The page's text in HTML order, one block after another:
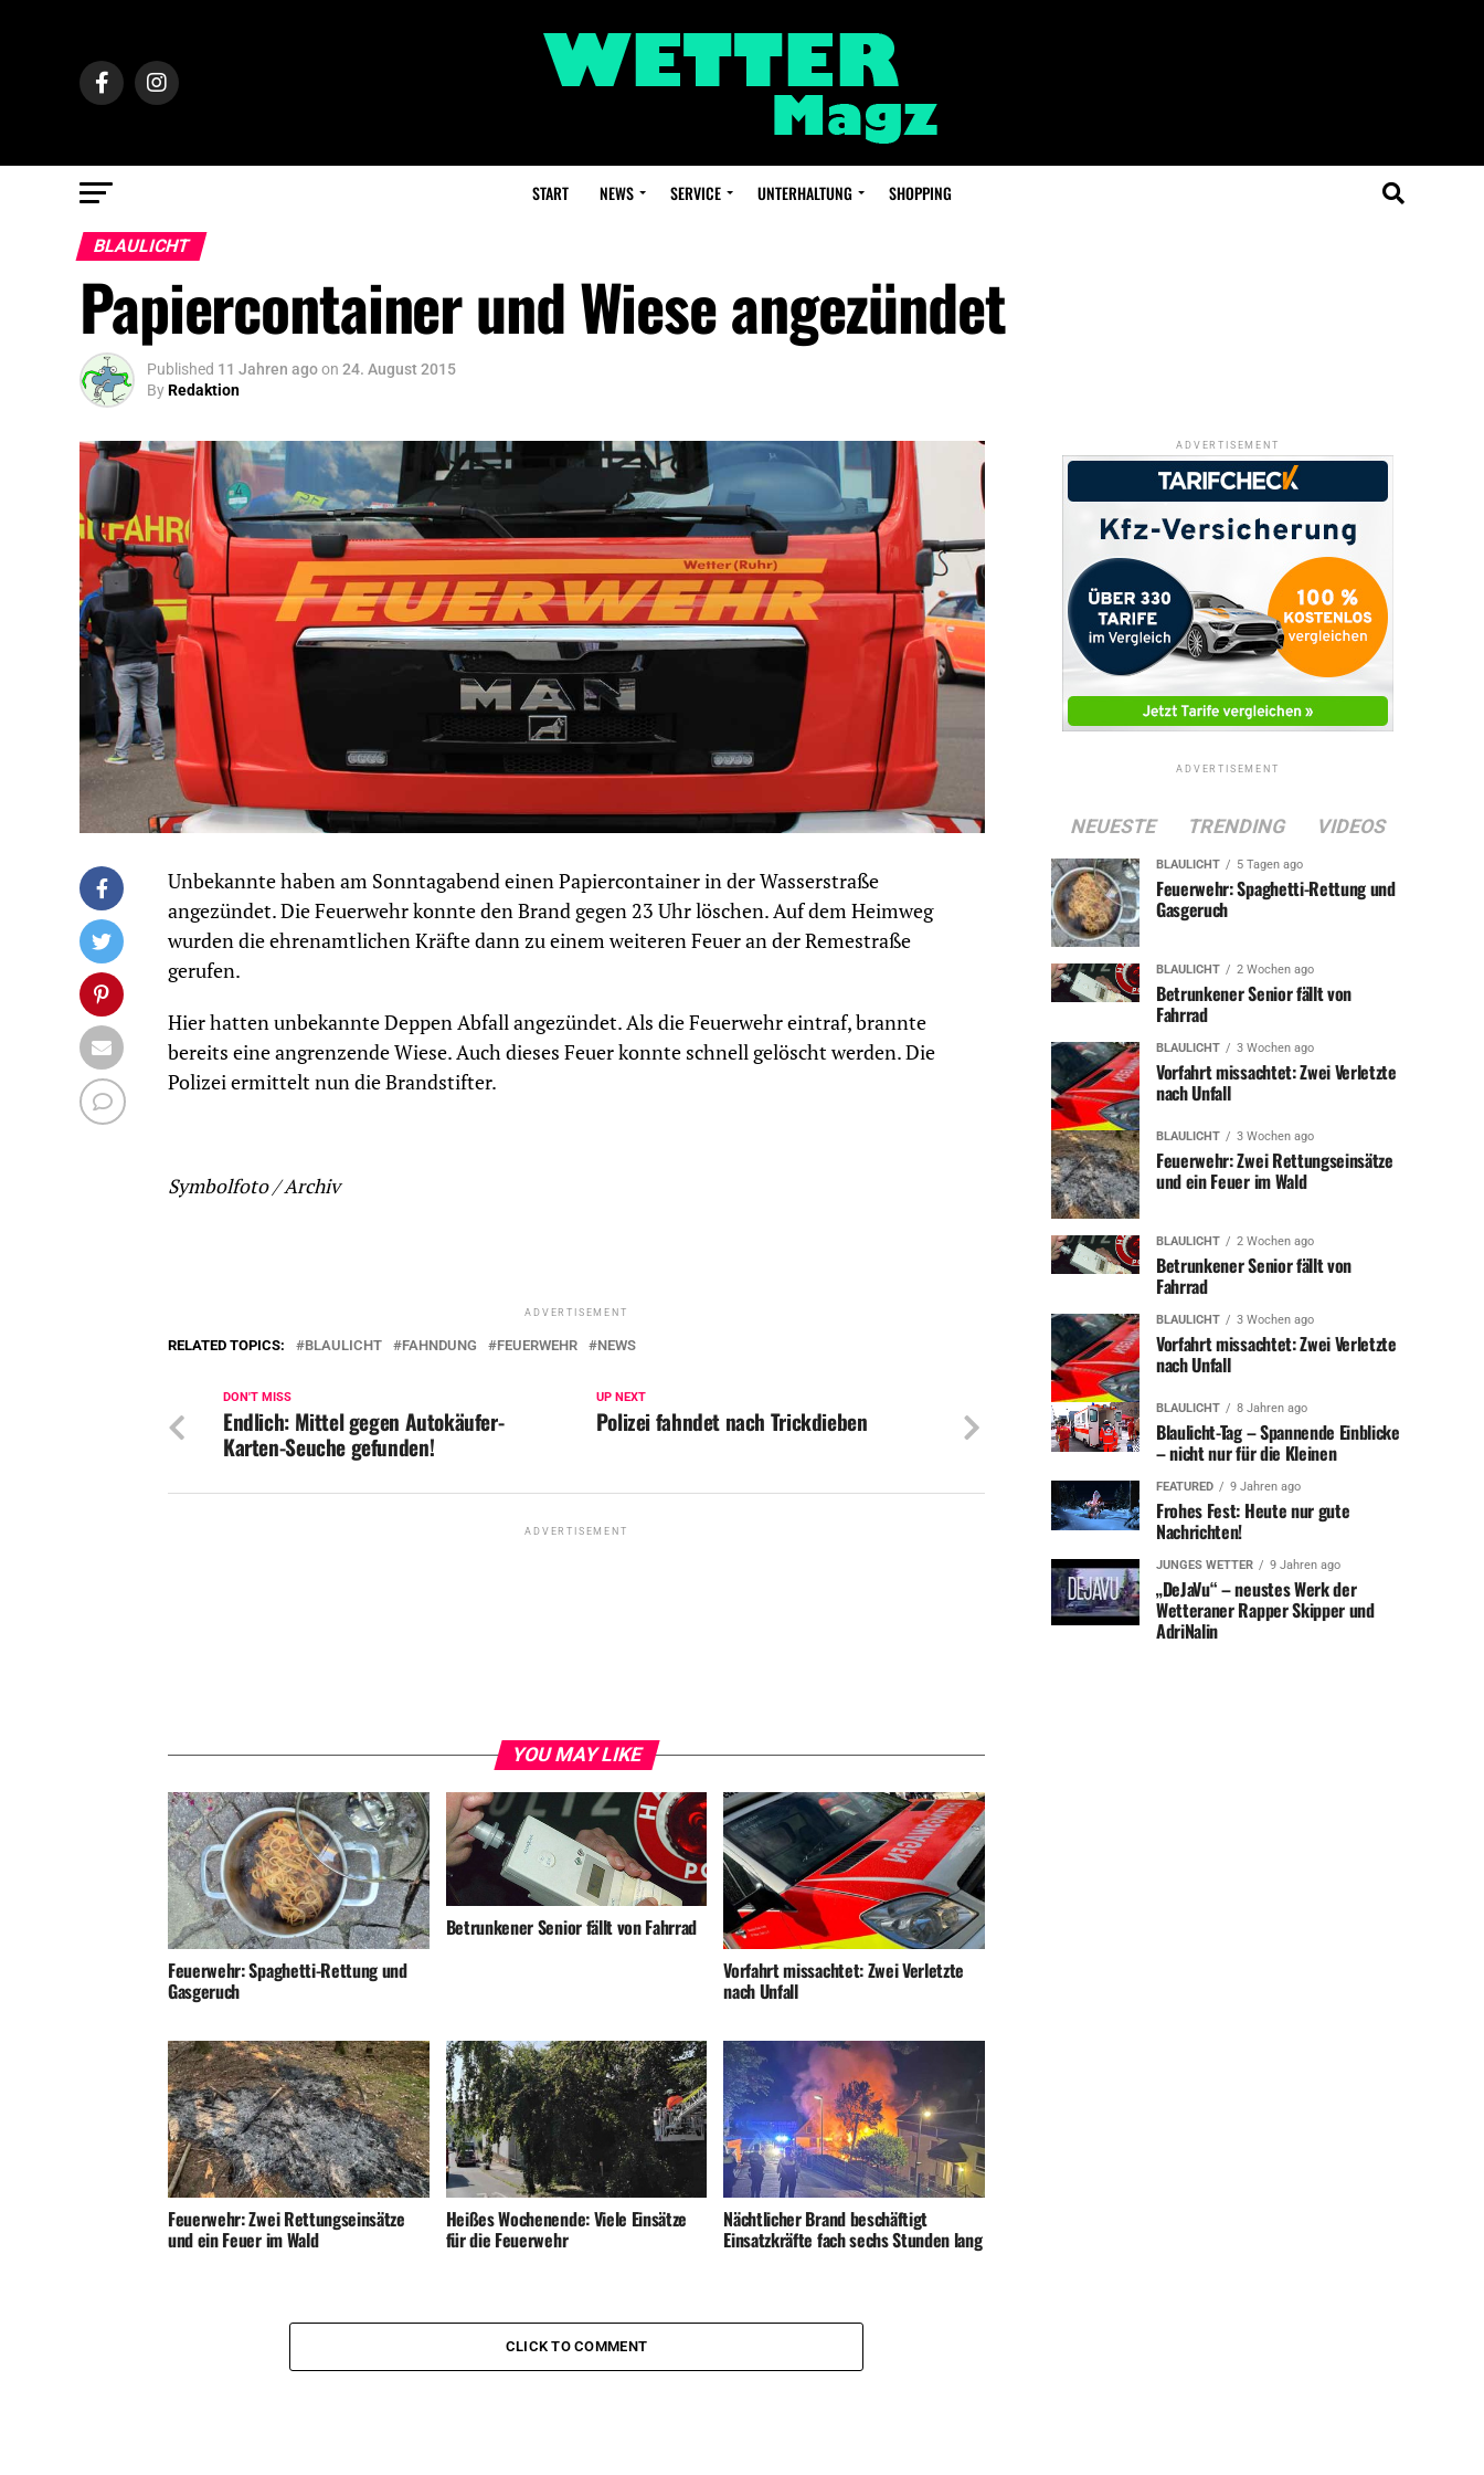
START NEWS SERVICE UNTERHALTUNG SHOPPING
BLAULICHT
Papiercontainer und Wiese angezündet
Published 11 Jahren agoon 24. August 2015
ByRedaktion
Unbekannte haben am Sonntagabend einen Papiercontainer in der Wasserstraße
angezündet. Die Feuerwehr konnte den Brand gegen 23 Uhr löschen. Auf dem Heimweg
wurden die ehrenamtlichen Kräfte dann zu einem weiteren Feuer an der Remestraße
gerufen.
Hier hatten unbekannte Deppen Abfall angezündet. Als die Feuerwehr eintraf, brannte
bereits eine angrenzende Wiese. Auch dieses Feuer konnte schnell gelöscht werden. Die
Polizei ermittelt nun die Brandstifter.
Symbolfoto / Archiv
ADVERTISEMENT
RELATED TOPICS: BLAULICHT FAHNDUNG FEUERWEHR NEWS
UP NEXT
Polizei fahndet nach Trickdieben
DON'T MISS
Endlich: Mittel gegen Autokäufer-
Karten-Seuche gefunden!
ADVERTISEMENT
Feuerwehr: Spaghetti-Rettung und
Gasgeruch
Betrunkener Senior fällt von Fahrrad
Vorfahrt missachtet: Zwei Verletzte
nach Unfall
Feuerwehr: Zwei Rettungseinsätze
und ein Feuer im Wald
Heißes Wochenende: Viele Einsätze
für die Feuerwehr
Nächtlicher Brand beschäftigt
Einsatzkräfte fach sechs Stunden lang
ADVERTISEMENT
ADVERTISEMENT
NEUESTE TRENDING VIDEOS
BLAULICHT 5 Tagen ago
Feuerwehr: Spaghetti-Rettung und
Gasgeruch
BLAULICHT 2 Wochen ago
Betrunkener Senior fällt von
Fahrrad
BLAULICHT 3 Wochen ago
Vorfahrt missachtet: Zwei Verletzte
nach Unfall
BLAULICHT 3 Wochen ago
Feuerwehr: Zwei Rettungseinsätze
und ein Feuer im Wald
BLAULICHT 2 Wochen ago
Betrunkener Senior fällt von
Fahrrad
BLAULICHT 3 Wochen ago
Vorfahrt missachtet: Zwei Verletzte
nach Unfall
BLAULICHT 8 Jahren ago
Blaulicht-Tag – Spannende Einblicke
– nicht nur für die Kleinen
FEATURED 9 Jahren ago
Frohes Fest: Heute nur gute
Nachrichten!
JUNGES WETTER 9 Jahren ago
„DeJaVu“ – neustes Werk der
Wetteraner Rapper Skipper und
AdriNalin